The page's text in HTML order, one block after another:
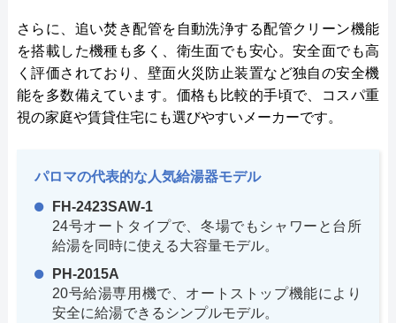
さらに、追い焚き配管を自動洗浄する配管クリーン機能
を搭載した機種も多く、衛生面でも安心。安全面でも高
く評価されており、壁面火災防止装置など独自の安全機
能を多数備えています。価格も比較的手頃で、コスパ重
視の家庭や賃貸住宅にも選びやすいメーカーです。
パロマの代表的な人気給湯器モデル
FH-2423SAW-1
24号オートタイプで、冬場でもシャワーと台所
給湯を同時に使える大容量モデル。
PH-2015A
20号給湯専用機で、オートストップ機能により
安全に給湯できるシンプルモデル。